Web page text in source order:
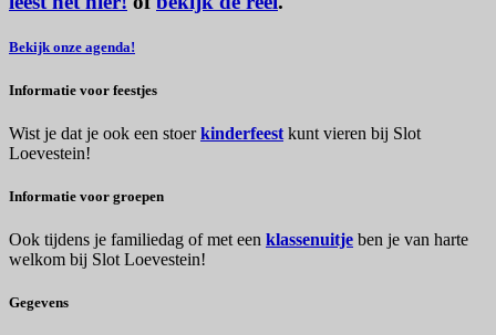
Bekijk onze agenda!
Informatie voor feestjes
Wist je dat je ook een stoerkinderfeest kunt vieren bij Slot
Loevestein!
Informatie voor groepen
Ook tijdens je familiedag of met een klassenuitje ben je van harte
welkom bij Slot Loevestein!
Gegevens